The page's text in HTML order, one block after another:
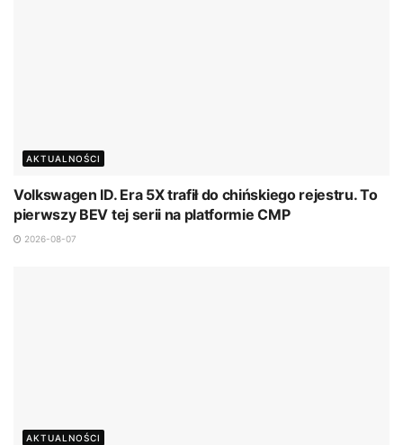
AKTUALNOŚCI
Volkswagen ID. Era 5X trafił do chińskiego rejestru. To
pierwszy BEV tej serii na platformie CMP
2026-08-07
AKTUALNOŚCI